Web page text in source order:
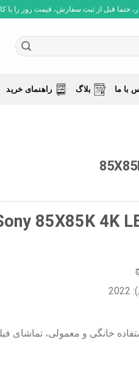
قبل از ثبت سفارش، قیمت روز را با
با ما بلاگ راهنمای خرید
85X85K 4K
خانگی و معمولی، تماشای